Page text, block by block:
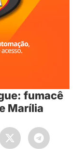
fumacê
Marília